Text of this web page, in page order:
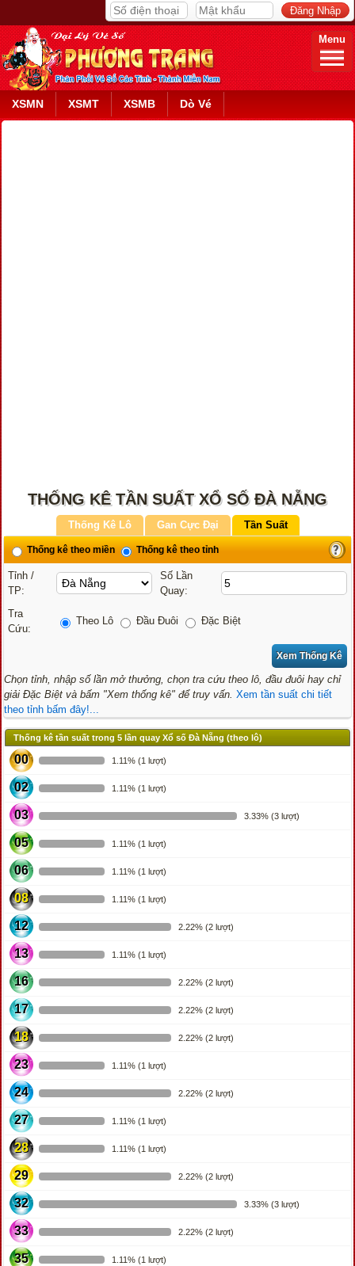
Menu
XSMN XSMT XSMB Dò Vé
THỐNG KÊ TẦN SUẤT XỔ SỐ ĐÀ NẴNG
Thống Kê Lô Gan Cực Đại Tần Suất
Thống kê theo miền Thống kê theo tỉnh
Tỉnh /
TP:
Số Lần
Quay:
Tra
Cứu:
Theo Lô Đầu Đuôi Đặc Biệt
Chọn tỉnh, nhập số lần mở thưởng, chọn tra cứu theo lô, đầu đuôi hay chỉ
giải Đặc Biệt và bấm "Xem thống kê" để truy vấn. Xem tần suất chi tiết
theo tỉnh bấm đây!...
Thống kê tần suất trong 5 lần quay Xổ số Đà Nẵng (theo lô)
00 1.11% (1 lượt)
02 1.11% (1 lượt)
03 3.33% (3 lượt)
05 1.11% (1 lượt)
06 1.11% (1 lượt)
08 1.11% (1 lượt)
12 2.22% (2 lượt)
13 1.11% (1 lượt)
16 2.22% (2 lượt)
17 2.22% (2 lượt)
18 2.22% (2 lượt)
23 1.11% (1 lượt)
24 2.22% (2 lượt)
27 1.11% (1 lượt)
28 1.11% (1 lượt)
29 2.22% (2 lượt)
32 3.33% (3 lượt)
33 2.22% (2 lượt)
35 1.11% (1 lượt)